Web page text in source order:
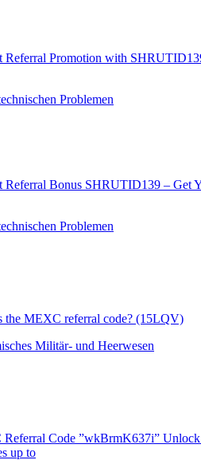
Referral Promotion with
Problemen
Referral Bonus SHRUTID139 – Get
Problemen
the MEXC referral code? (15LQV)
Militär- und Heerwesen
Code ”wkBrmK637i” Unlock
up to